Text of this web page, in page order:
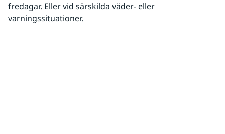
fredagar. Eller vid särskilda väder- eller
varningssituationer.